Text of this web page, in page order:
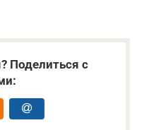
Поделиться с